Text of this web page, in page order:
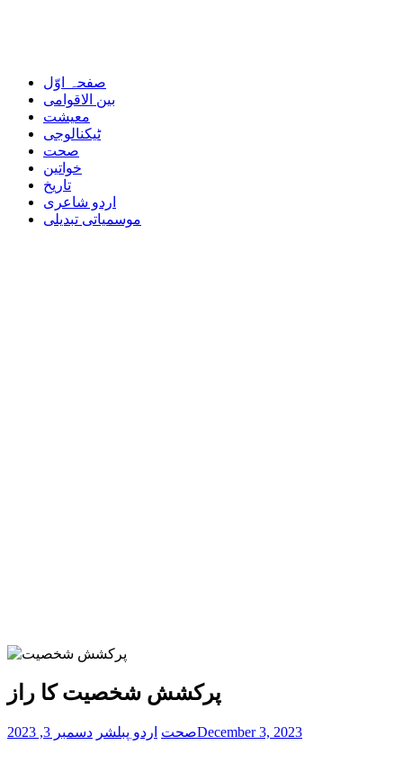
صفحہ اوّل
بین الاقوامی
معیشت
ٹیکنالوجی
صحت
خواتین
تاریخ
اردو شاعری
موسمیاتی تبدیلی
پرکشش شخصیت کا راز
صحت اردو پبلشر دسمبر 3, 2023 December 3, 2023